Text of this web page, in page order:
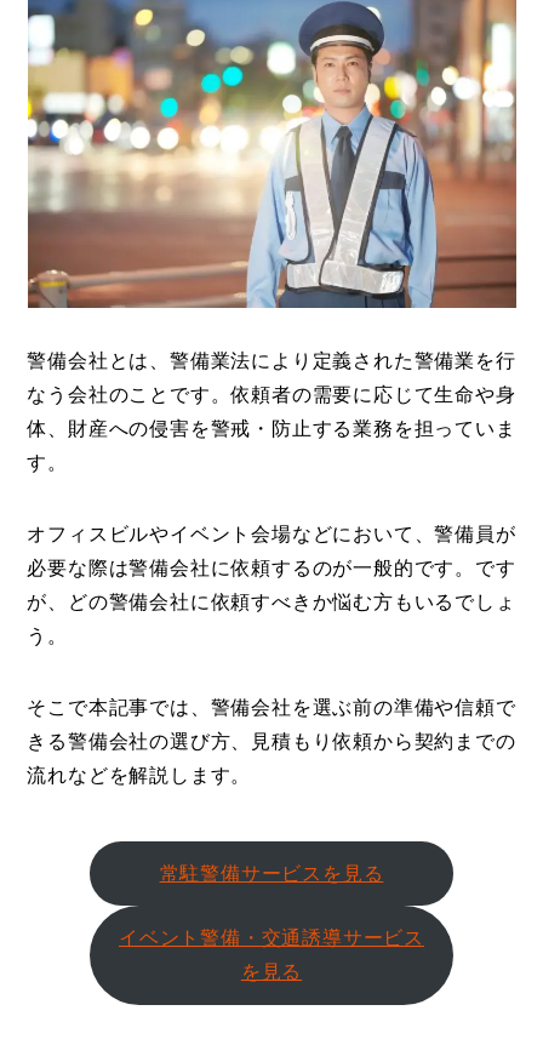
警備会社とは、警備業法により定義された警備業を行
なう会社のことです。依頼者の需要に応じて生命や身
体、財産への侵害を警戒・防止する業務を担っていま
す。
オフィスビルやイベント会場などにおいて、警備員が
必要な際は警備会社に依頼するのが一般的です。です
が、どの警備会社に依頼すべきか悩む方もいるでしょ
う。
そこで本記事では、警備会社を選ぶ前の準備や信頼で
きる警備会社の選び方、見積もり依頼から契約までの
流れなどを解説します。
常駐警備サービスを見る
イベント警備・交通誘導サービス
を見る